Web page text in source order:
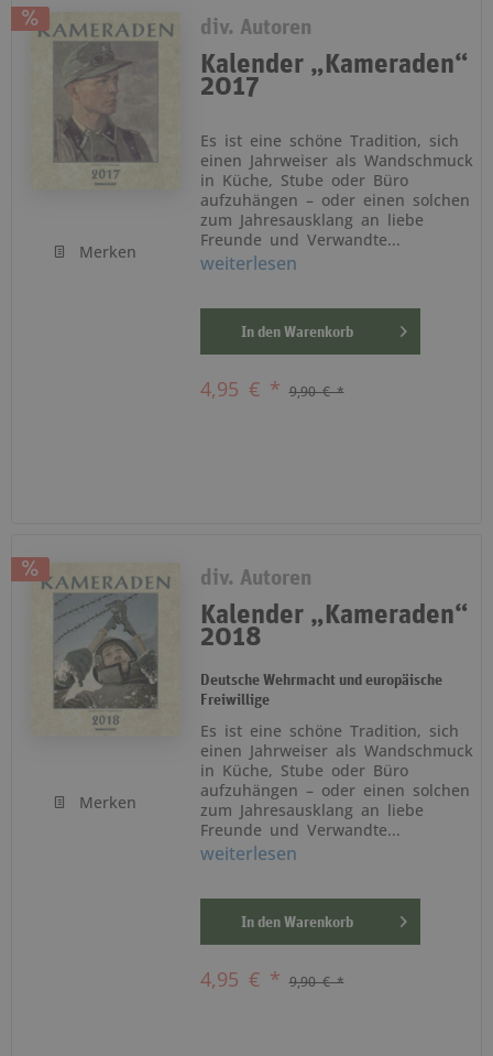
Merken
div. Autoren
Kalender „Kameraden“
2017
Es ist eine schöne Tradition, sich
einen Jahrweiser als Wandschmuck
in Küche, Stube oder Büro
aufzuhängen – oder einen solchen
zum Jahresausklang an liebe
Freunde und Verwandte...
weiterlesen
In den Warenkorb
4,95 € * 9,90 € *
Merken
div. Autoren
Kalender „Kameraden“
2018
Deutsche Wehrmacht und europäische
Freiwillige
Es ist eine schöne Tradition, sich
einen Jahrweiser als Wandschmuck
in Küche, Stube oder Büro
aufzuhängen – oder einen solchen
zum Jahresausklang an liebe
Freunde und Verwandte...
weiterlesen
In den Warenkorb
4,95 € * 9,90 € *